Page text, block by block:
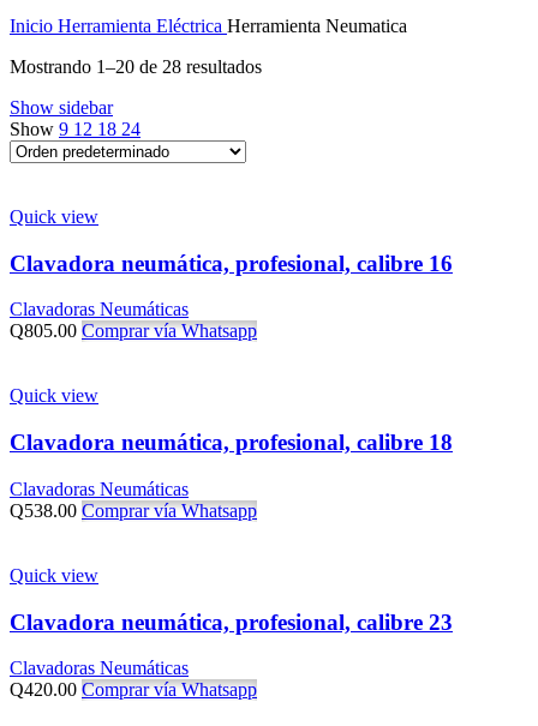
Inicio Herramienta Eléctrica Herramienta Neumatica
Mostrando 1–20 de 28 resultados
Show sidebar
Show 9 12 18 24
Quick view
Clavadora neumática, profesional, calibre 16
Clavadoras Neumáticas
Q805.00 Comprar vía Whatsapp
Quick view
Clavadora neumática, profesional, calibre 18
Clavadoras Neumáticas
Q538.00 Comprar vía Whatsapp
Quick view
Clavadora neumática, profesional, calibre 23
Clavadoras Neumáticas
Q420.00 Comprar vía Whatsapp